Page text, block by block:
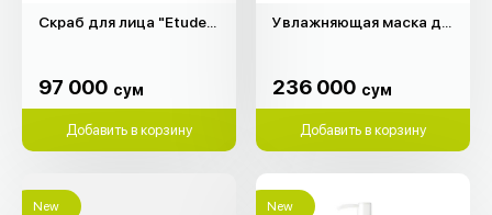
Скраб для лица "Etude" (200гр)
97 000 сум
Добавить в корзину
236 000 сум
Добавить в корзину
New New